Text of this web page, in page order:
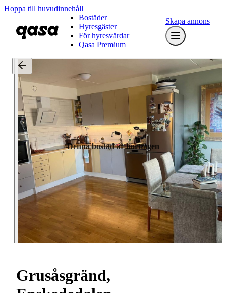
Hoppa till huvudinnehåll
Bostäder
Hyresgäster
För hyresvärdar
Qasa Premium
Skapa annons
Denna bostad är borttagen
Grusåsgränd,